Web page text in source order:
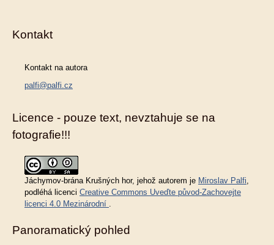
Kontakt
Kontakt na autora
palfi@palfi.cz
Licence - pouze text, nevztahuje se na
fotografie!!!
Jáchymov-brána Krušných hor, jehož autorem je Miroslav Palfi,
podléhá licenci Creative Commons Uveďte původ-Zachovejte
licenci 4.0 Mezinárodní .
Panoramatický pohled